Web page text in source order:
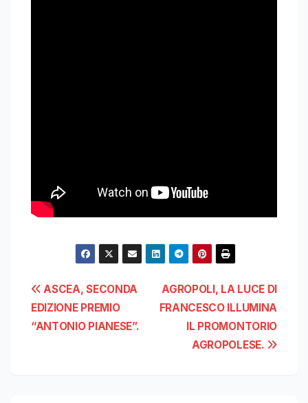
Navigazione
articoli
AGROPOLI, LA LUCE DI
FRANCESCO ILLUMINA
IL PROMONTORIO
AGROPOLESE.
ASCEA, SECONDA
EDIZIONE PREMIO
“ANTONIO PIANESE”.